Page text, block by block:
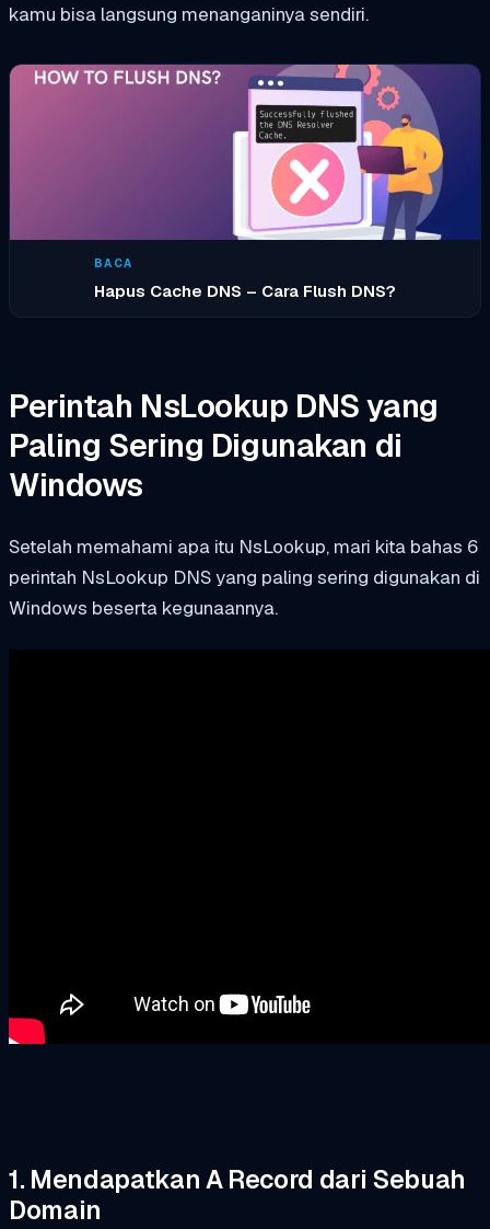
kamu bisa langsung menanganinya sendiri.
BACA
Hapus Cache DNS – Cara Flush DNS?
Perintah NsLookup DNS yang
Paling Sering Digunakan di
Windows
Setelah memahami apa itu NsLookup, mari kita bahas 6
perintah NsLookup DNS yang paling sering digunakan di
Windows beserta kegunaannya.
1. Mendapatkan A Record dari Sebuah
Domain